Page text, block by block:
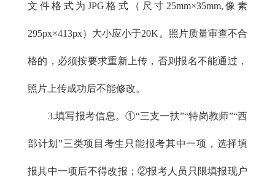
文件格式为JPG格式（尺寸25mm×35mm,像素
295px×413px）大小应小于20K。照片质量审查不合
格的，必须按要求重新上传，否则报名不能通过，
照片上传成功后不能修改。
3.填写报考信息。①“三支一扶”“特岗教师”“西
部计划”三类项目考生只能报考其中一项，选择填
报其中一项后不得改报；②报考人员只限填报现户